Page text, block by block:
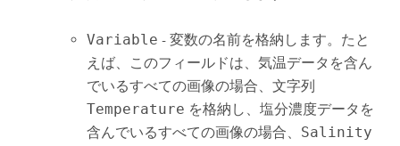
Variable - 変数の名前を格納します。たと
えば、このフィールドは、気温データを含ん
でいるすべての画像の場合、文字列
Temperature を格納し、塩分濃度データを
含んでいるすべての画像の場合、 Salinity